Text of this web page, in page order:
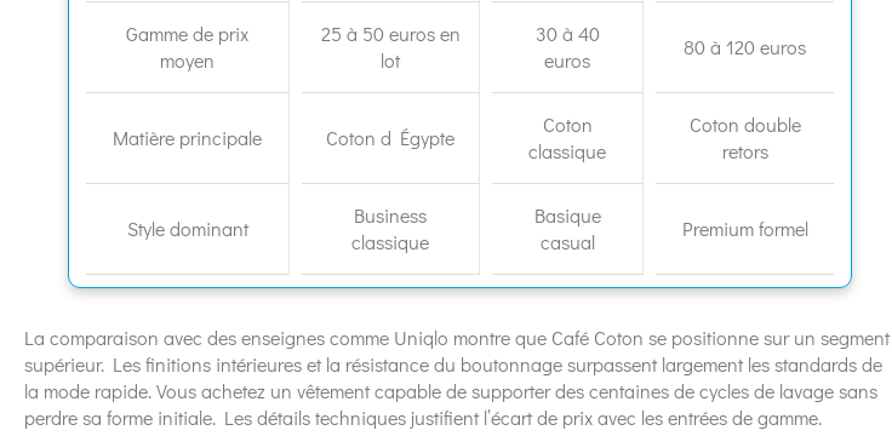
Gamme de prix
moyen
25 à 50 euros en
lot
30 à 40
euros
80 à 120 euros
Matière principale Coton d Égypte
Coton
classique
Coton double
retors
Style dominant
Business
classique
Basique
casual
Premium formel
La comparaison avec des enseignes comme Uniqlo montre que Café Coton se positionne sur un segment
supérieur. Les finitions intérieures et la résistance du boutonnage surpassent largement les standards de
la mode rapide. Vous achetez un vêtement capable de supporter des centaines de cycles de lavage sans
perdre sa forme initiale. Les détails techniques justifient l’écart de prix avec les entrées de gamme.